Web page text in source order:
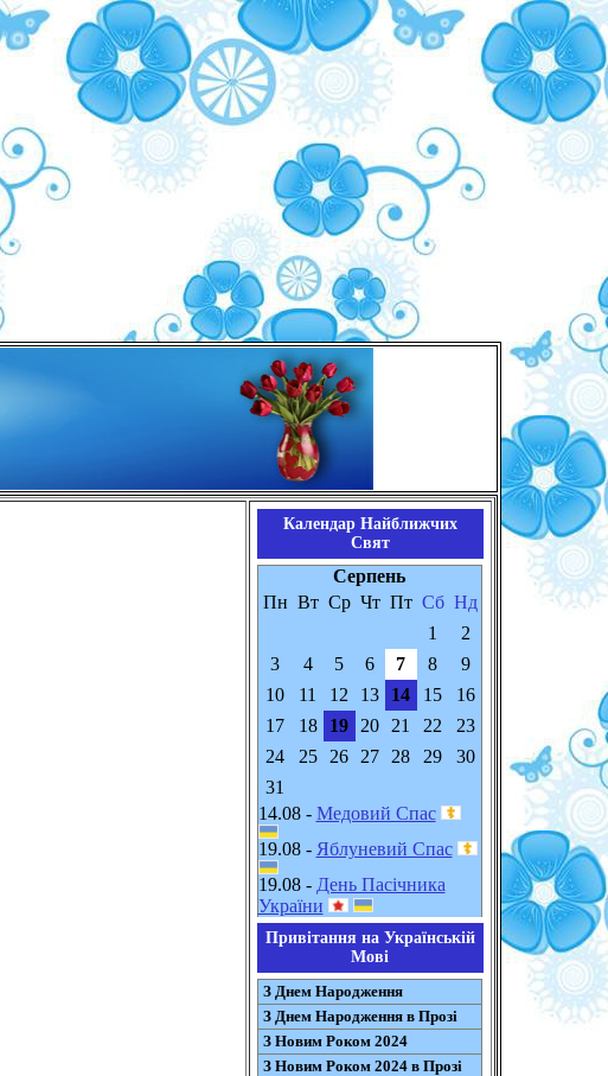
Календар Найближчих
Свят
Серпень
Пн Вт Ср Чт Пт Сб Нд
1
2
3
4 5 6 7 8
9
10
11 12 13 14 15
16
17
18 19 20 21 22
23
24
25 26 27 28 29
30
31
14.08 - Медовий Спас
19.08 - Яблуневий Спас
19.08 - День Пасічника
України
Привітання на Українській
Мові
З Днем Народження
З Днем Народження в Прозі
З Новим Роком 2024
З Новим Роком 2024 в Прозі